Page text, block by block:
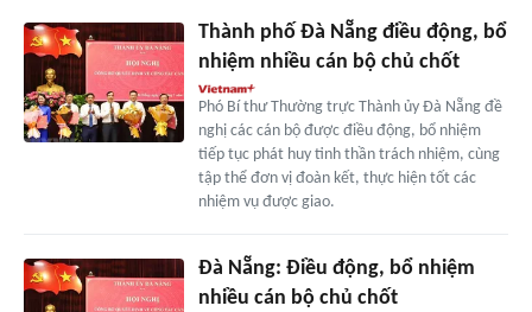
Thành phố Đà Nẵng điều động, bổ
nhiệm nhiều cán bộ chủ chốt
Phó Bí thư Thường trực Thành ủy Đà Nẵng đề
nghị các cán bộ được điều động, bổ nhiệm
tiếp tục phát huy tinh thần trách nhiệm, cùng
tập thể đơn vị đoàn kết, thực hiện tốt các
nhiệm vụ được giao.
Đà Nẵng: Điều động, bổ nhiệm
nhiều cán bộ chủ chốt